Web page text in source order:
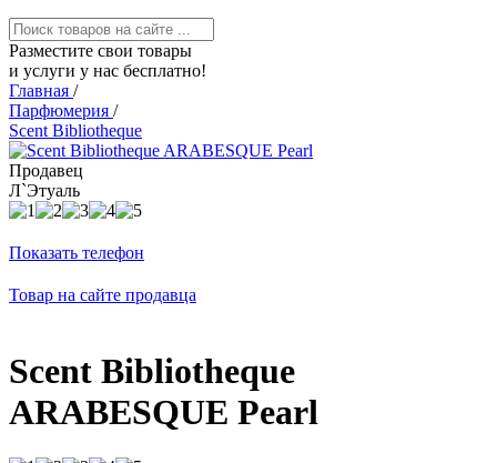
Разместите свои товары
и услуги у нас бесплатно!
Главная /
Парфюмерия /
Scent Bibliotheque
Продавец
Л`Этуаль
Показать телефон
Товар на сайте продавца
Scent Bibliotheque
ARABESQUE Pearl